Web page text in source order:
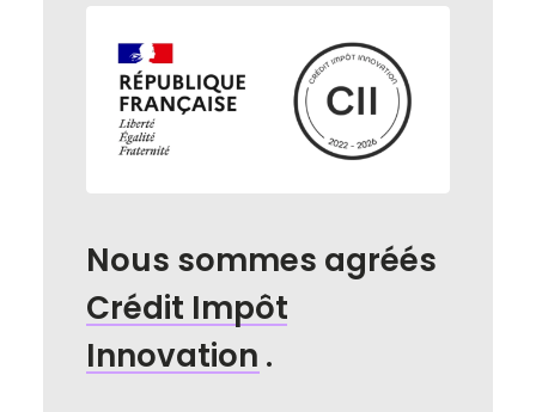
Nous sommes agréés
Crédit Impôt
Innovation .